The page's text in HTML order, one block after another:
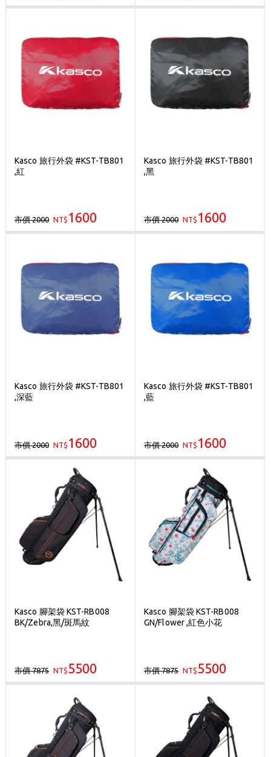
Kasco 旅行外袋 #KST-TB801
,紅
市價 2000 NT$ 1600
Kasco 旅行外袋 #KST-TB801
,黑
市價 2000 NT$ 1600
Kasco 旅行外袋 #KST-TB801
,深藍
市價 2000 NT$ 1600
Kasco 旅行外袋 #KST-TB801
,藍
市價 2000 NT$ 1600
Kasco 腳架袋 KST-RB008
BK/Zebra,黑/斑馬紋
市價 7875 NT$5500
Kasco 腳架袋 KST-RB008
GN/Flower ,紅色小花
市價 7875 NT$5500